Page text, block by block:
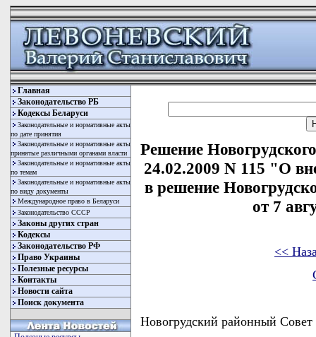
Главная
Законодательство РБ
Кодексы Беларуси
Законодательные и нормативные акты
по дате принятия
Законодательные и нормативные акты
принятые различными органами власти
Законодательные и нормативные акты
по темам
Законодательные и нормативные акты
по виду документы
Международное право в Беларуси
Законодательство СССР
Законы других стран
Кодексы
Законодательство РФ
Право Украины
Полезные ресурсы
Контакты
Новости сайта
Поиск документа
Решение
24.02.2009 N 115 "О
в решение
от 7
<<
Новогрудский районный